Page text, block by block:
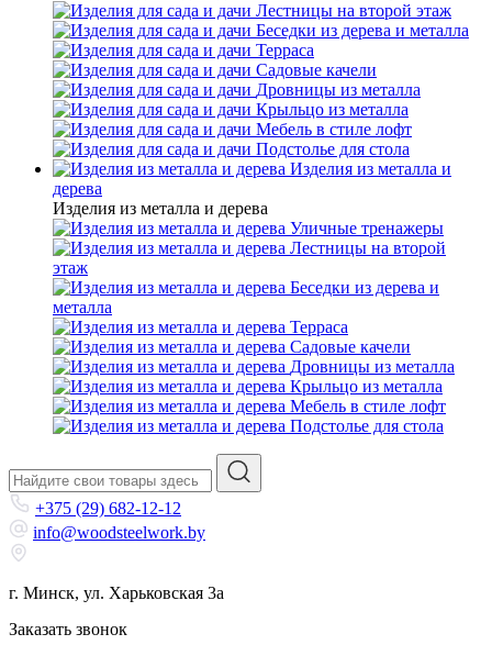
Лестницы на второй этаж
Беседки из дерева и металла
Терраса
Садовые качели
Дровницы из металла
Крыльцо из металла
Мебель в стиле лофт
Подстолье для стола
Изделия из металла и
дерева
Изделия из металла и дерева
Уличные тренажеры
Лестницы на второй
этаж
Беседки из дерева и
металла
Терраса
Садовые качели
Дровницы из металла
Крыльцо из металла
Мебель в стиле лофт
Подстолье для стола
+375 (29) 682-12-12
info@woodsteelwork.by
г. Минск, ул. Харьковская 3а
Заказать звонок